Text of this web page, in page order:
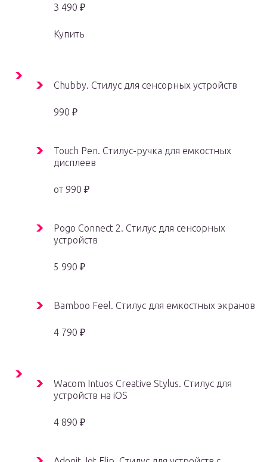
3 490 ₽
Купить
Chubby. Стилус для сенсорных устройств
990 ₽
Touch Pen. Стилус-ручка для емкостных
дисплеев
от 990 ₽
Pogo Connect 2. Cтилус для сенсорных
устройств
5 990 ₽
Bamboo Feel. Стилус для емкостных экранов
4 790 ₽
Wacom Intuos Creative Stylus. Cтилус для
устройств на iOS
4 890 ₽